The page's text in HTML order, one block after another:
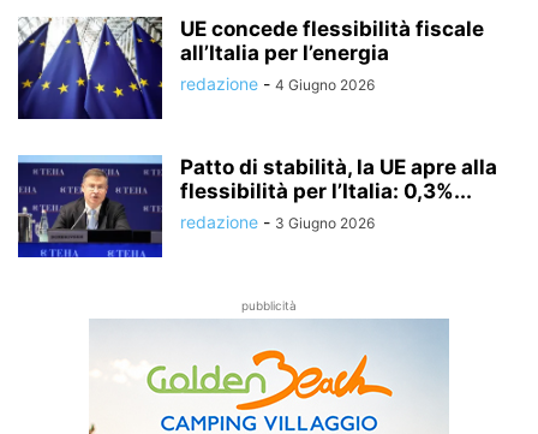
UE concede flessibilità fiscale
all’Italia per l’energia
redazione - 4 Giugno 2026
Patto di stabilità, la UE apre alla
flessibilità per l’Italia: 0,3%...
redazione - 3 Giugno 2026
pubblicità